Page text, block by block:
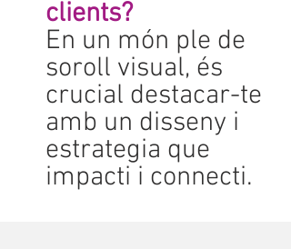
clients?
En un món ple de
soroll visual, és
crucial destacar-te
amb un disseny i
estrategia que
impacti i connecti.